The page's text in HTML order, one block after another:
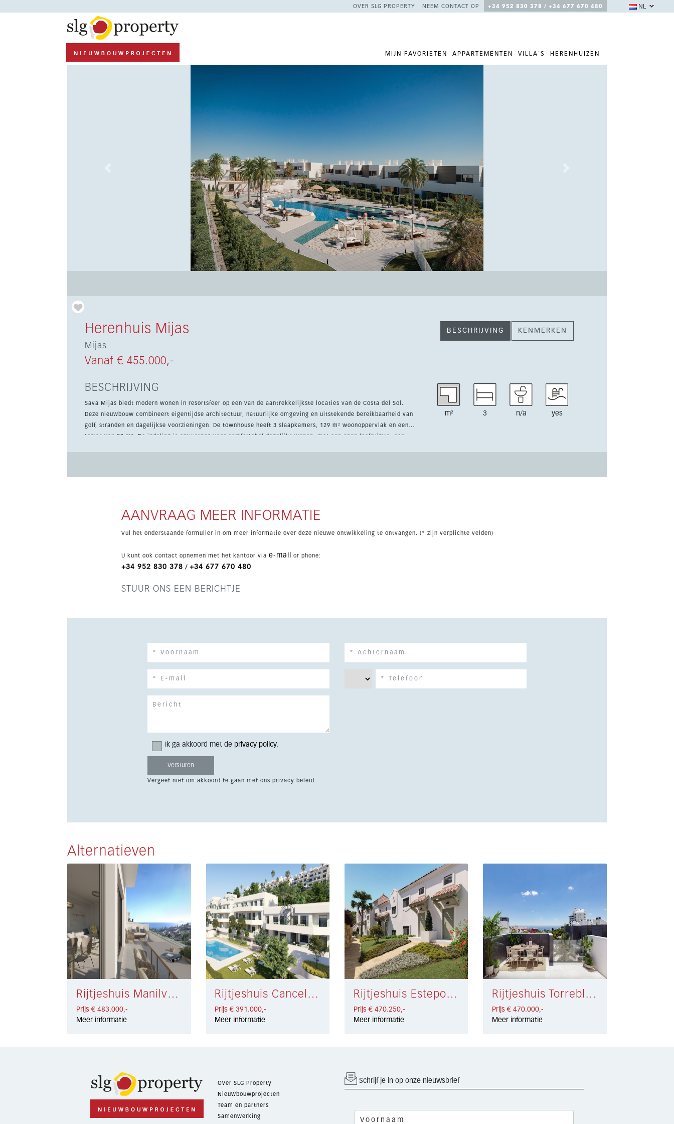
OVER SLG PROPERTY NEEM CONTACT OP +34 952 830 378 / +34 677 670 480
MIJN FAVORIETEN APPARTEMENTEN VILLA'S HERENHUIZEN
NL
Herenhuis Mijas
Mijas
Vanaf € 455.000,-
BESCHRIJVING KENMERKEN
BESCHRIJVING
Sava Mijas biedt modern wonen in resortsfeer op een van de aantrekkelijkste locaties van de Costa del Sol.
Deze nieuwbouw combineert eigentijdse architectuur, natuurlijke omgeving en uitstekende bereikbaarheid van
golf, stranden en dagelijkse voorzieningen. De townhouse heeft 3 slaapkamers, 129 m² woonoppervlak en een
terras van 22 m². De indeling is ontworpen voor comfortabel dagelijks wonen, met een open leefruimte, een
m² 3 n/a yes
AANVRAAG MEER INFORMATIE
Vul het onderstaande formulier in om meer informatie over deze nieuwe ontwikkeling te ontvangen. (* zijn verplichte velden)
U kunt ook contact opnemen met het kantoor via e-mail or phone:
+34 952 830 378 / +34 677 670 480
STUUR ONS EEN BERICHTJE
Ik ga akkoord met de privacy policy.
Vergeet niet om akkoord te gaan met ons privacy beleid
Alternatieven
Rijtjeshuis Manilva € 483.000,-
Prijs € 483.000,-
Meer informatie
Rijtjeshuis Cancelada € 391.000,-
Prijs € 391.000,-
Meer informatie
Rijtjeshuis Estepona West € 470.250,-
Prijs € 470.250,-
Meer informatie
Rijtjeshuis Torreblanca € 470.000,-
Prijs € 470.000,-
Meer informatie
Over SLG Property
Nieuwbouwprojecten
Team en partners
Samenwerking
Schrijf je in op onze nieuwsbrief